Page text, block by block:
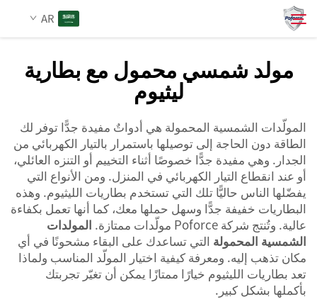
AR
من نحن
المنتجات
الخدمات
الأخبار
اتصل بنا
مولد شمسي محمول مع بطارية
ليثيوم
المولّدات الشمسية المحمولة هي أدواتٌ مفيدة جدًّا توفر لك
الطاقة دون الحاجة إلى توصيلها باستمرار بالتيار الكهربائي من
الجدار. وهي مفيدة جدًّا خصوصًا أثناء التخييم أو التنزه العائلي،
أو عند انقطاع التيار الكهربائي في المنزل. ومن الأنواع التي
يفضّلها الناس حاليًّا تلك التي تستخدم بطاريات الليثيوم. وهذه
البطاريات خفيفة جدًّا وسهل حملها معك، كما أنها تعمل بكفاءة
عالية. وتُنتج شركة Poforce مولّدات ممتازة.
المولدات
الشمسية المحمولة التي تساعدك على البقاء مشحونًا في أي
مكان تذهب إليه. ومعرفة كيفية اختيار المولّد المناسب ولماذا
تعد بطاريات الليثيوم خيارًا ممتازًا يمكن أن تغيّر تجربتك
بأكملها بشكل كبير.